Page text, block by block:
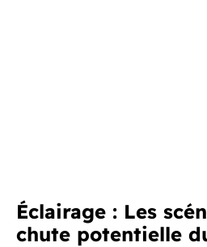
Éclairage : Les
chute potentielle